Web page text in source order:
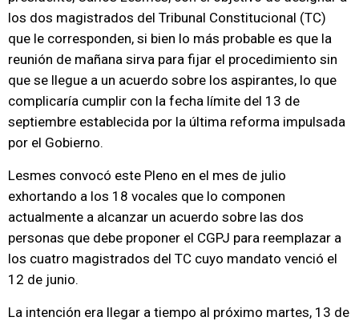
los dos magistrados del Tribunal Constitucional (TC)
que le corresponden, si bien lo más probable es que la
reunión de mañana sirva para fijar el procedimiento sin
que se llegue a un acuerdo sobre los aspirantes, lo que
complicaría cumplir con la fecha límite del 13 de
septiembre establecida por la última reforma impulsada
por el Gobierno.
Lesmes convocó este Pleno en el mes de julio
exhortando a los 18 vocales que lo componen
actualmente a alcanzar un acuerdo sobre las dos
personas que debe proponer el CGPJ para reemplazar a
los cuatro magistrados del TC cuyo mandato venció el
12 de junio.
La intención era llegar a tiempo al próximo martes, 13 de